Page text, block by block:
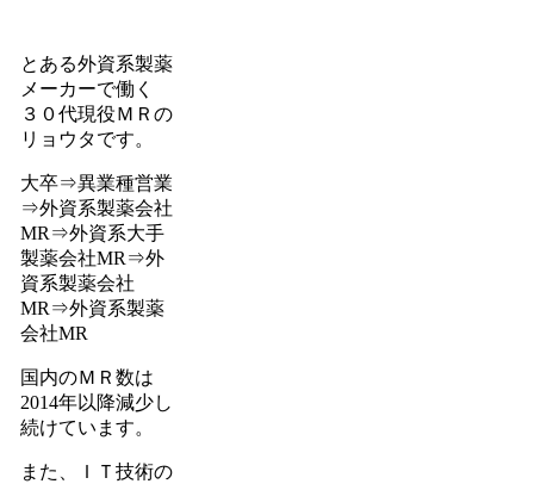
とある外資系製薬
メーカーで働く
３０代現役ＭＲの
リョウタです。
大卒⇒異業種営業
⇒外資系製薬会社
MR⇒外資系大手
製薬会社MR⇒外
資系製薬会社
MR⇒外資系製薬
会社MR
国内のＭＲ数は
2014年以降減少し
続けています。
また、ＩＴ技術の